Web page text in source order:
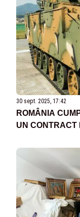
30 sept. 2025, 17:42
ROMÂNIA
UN CONTRACT